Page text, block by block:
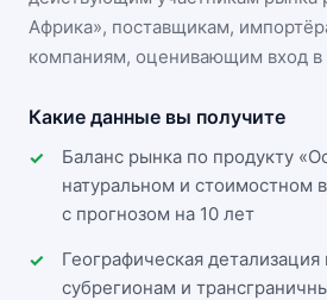
Африка», поставщикам,
компаниям, оценивающим вход в
Какие данные вы получите
Баланс рынка по продукту
натуральном и стоимостном
с прогнозом на 10 лет
Географическая
субрегионам и